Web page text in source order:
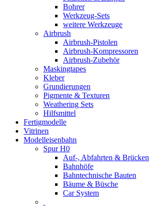
Bohrer
Werkzeug-Sets
weitere Werkzeuge
Airbrush
Airbrush-Pistolen
Airbrush-Kompressoren
Airbrush-Zubehör
Maskingtapes
Kleber
Grundierungen
Pigmente & Texturen
Weathering Sets
Hilfsmittel
Fertigmodelle
Vitrinen
Modelleisenbahn
Spur H0
Auf-, Abfahrten & Brücken
Bahnhöfe
Bahntechnische Bauten
Bäume & Büsche
Car System